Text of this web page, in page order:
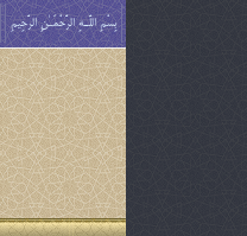
بِسْمِ اللَّـهِ الرَّحْمَـٰنِ الرَّحِيمِ